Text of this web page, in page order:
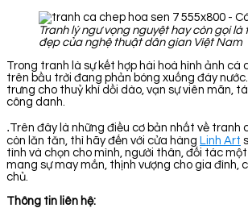
Tranh lý ngư vọng nguyệt hay còn gọi
đẹp của nghệ thuật dân gian Việt Nam
Trong tranh là sự kết hợp hài hoà hình ảnh cá
trên bầu trời đang phản bóng xuống đáy
trưng cho thuỷ khí dồi dào, vạn sự viên mãn,
công danh.
.Trên đây là những điều cơ bản nhất về tranh
còn lăn tăn, thì hãy đến với cửa hàng Linh Art
tình và chọn cho mình, người thân, đối tác
mang sự may mắn, thịnh vượng cho gia đình,
chủ.
Thông tin liên hệ: